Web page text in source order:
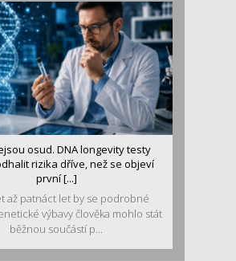
osud. DNA longevity testy
rizika dříve, než se objeví
první [...]
až patnáct let by se podrobné
výbavy člověka mohlo stát
běžnou součástí p...